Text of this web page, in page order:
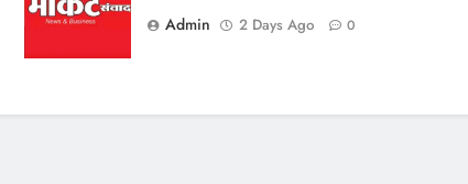
Admin
2 Days Ago 0